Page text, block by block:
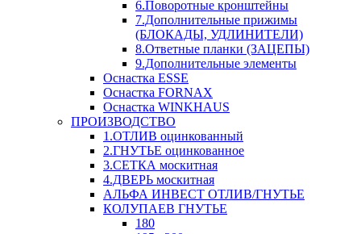
6.Поворотные кронштейны
7.Дополнительные прижимы
(БЛОКАДЫ, УДЛИНИТЕЛИ)
8.Ответные планки (ЗАЦЕПЫ)
9.Дополнительные элементы
Оснастка ESSE
Оснастка FORNAX
Оснастка WINKHAUS
ПРОИЗВОДСТВО
1.ОТЛИВ оцинкованный
2.ГНУТЬЕ оцинкованное
3.СЕТКА москитная
4.ДВЕРЬ москитная
АЛЬФА ИНВЕСТ ОТЛИВ/ГНУТЬЕ
КОЛУПАЕВ ГНУТЬЕ
180